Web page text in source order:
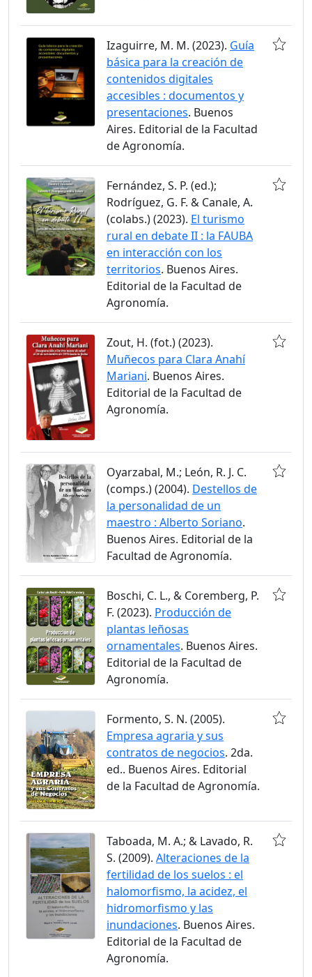
Izaguirre, M. M. (2023). Guía
básica para la creación de
contenidos digitales
accesibles : documentos y
presentaciones. Buenos
Aires. Editorial de la Facultad
de Agronomía.
Fernández, S. P. (ed.);
Rodríguez, G. F. & Canale, A.
(colabs.) (2023). El turismo
rural en debate II : la FAUBA
en interacción con los
territorios. Buenos Aires.
Editorial de la Facultad de
Agronomía.
Zout, H. (fot.) (2023).
Muñecos para Clara Anahí
Mariani. Buenos Aires.
Editorial de la Facultad de
Agronomía.
Oyarzabal, M.; León, R. J. C.
(comps.) (2004). Destellos de
la personalidad de un
maestro : Alberto Soriano.
Buenos Aires. Editorial de la
Facultad de Agronomía.
Boschi, C. L., & Coremberg, P.
F. (2023). Producción de
plantas leñosas
ornamentales. Buenos Aires.
Editorial de la Facultad de
Agronomía.
Formento, S. N. (2005).
Empresa agraria y sus
contratos de negocios. 2da.
ed.. Buenos Aires. Editorial
de la Facultad de Agronomía.
Taboada, M. A.; & Lavado, R.
S. (2009). Alteraciones de la
fertilidad de los suelos : el
halomorfismo, la acidez, el
hidromorfismo y las
inundaciones. Buenos Aires.
Editorial de la Facultad de
Agronomía.